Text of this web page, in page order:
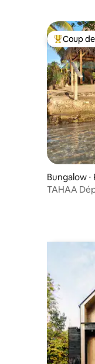
Coups de
Coup
Bungalow
TAHAA